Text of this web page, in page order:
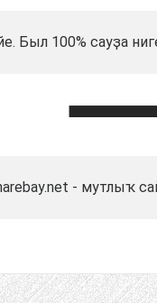
Был 100% сауҙа
- мутлыҡ